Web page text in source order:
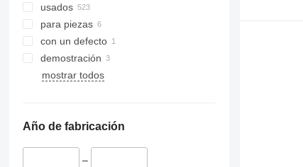
usados
para piezas
con un defecto
demostración
mostrar todos
Año de fabricación
–